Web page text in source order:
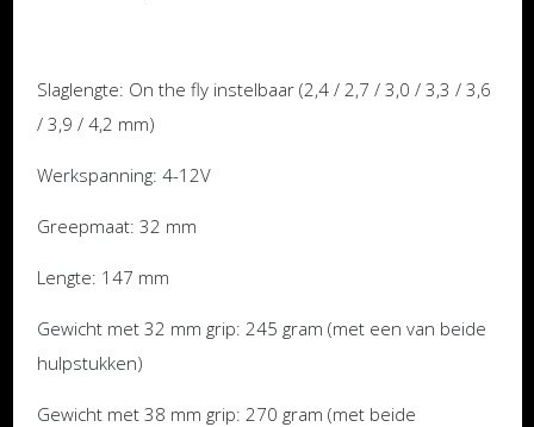
Slaglengte: On the fly instelbaar (2,4 / 2,7 / 3,0 / 3,3 / 3,6
/ 3,9 / 4,2 mm)
Werkspanning: 4-12V
Greepmaat: 32 mm
Lengte: 147 mm
Gewicht met 32 mm grip: 245 gram (met een van beide
hulpstukken)
Gewicht met 38 mm grip: 270 gram (met beide